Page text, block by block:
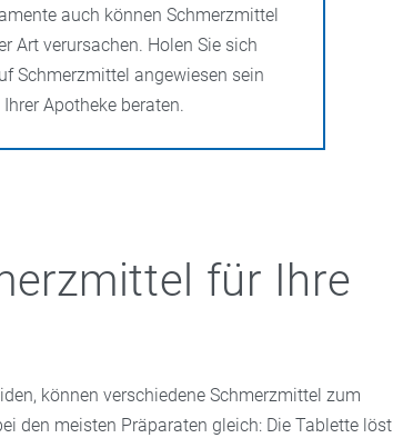
auch können Schmerzmittel
Art verursachen. Holen Sie sich
Schmerzmittel angewiesen sein
Apotheke beraten.
für Ihre
können verschiedene Schmerzmittel zum
den meisten Präparaten gleich: Die Tablette löst